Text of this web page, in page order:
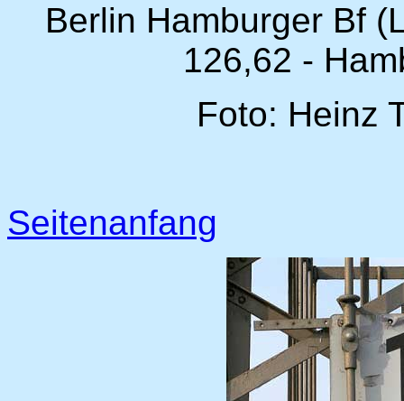
Berlin Hamburger Bf
126,62 -
Foto: Heinz
Seitenanfang